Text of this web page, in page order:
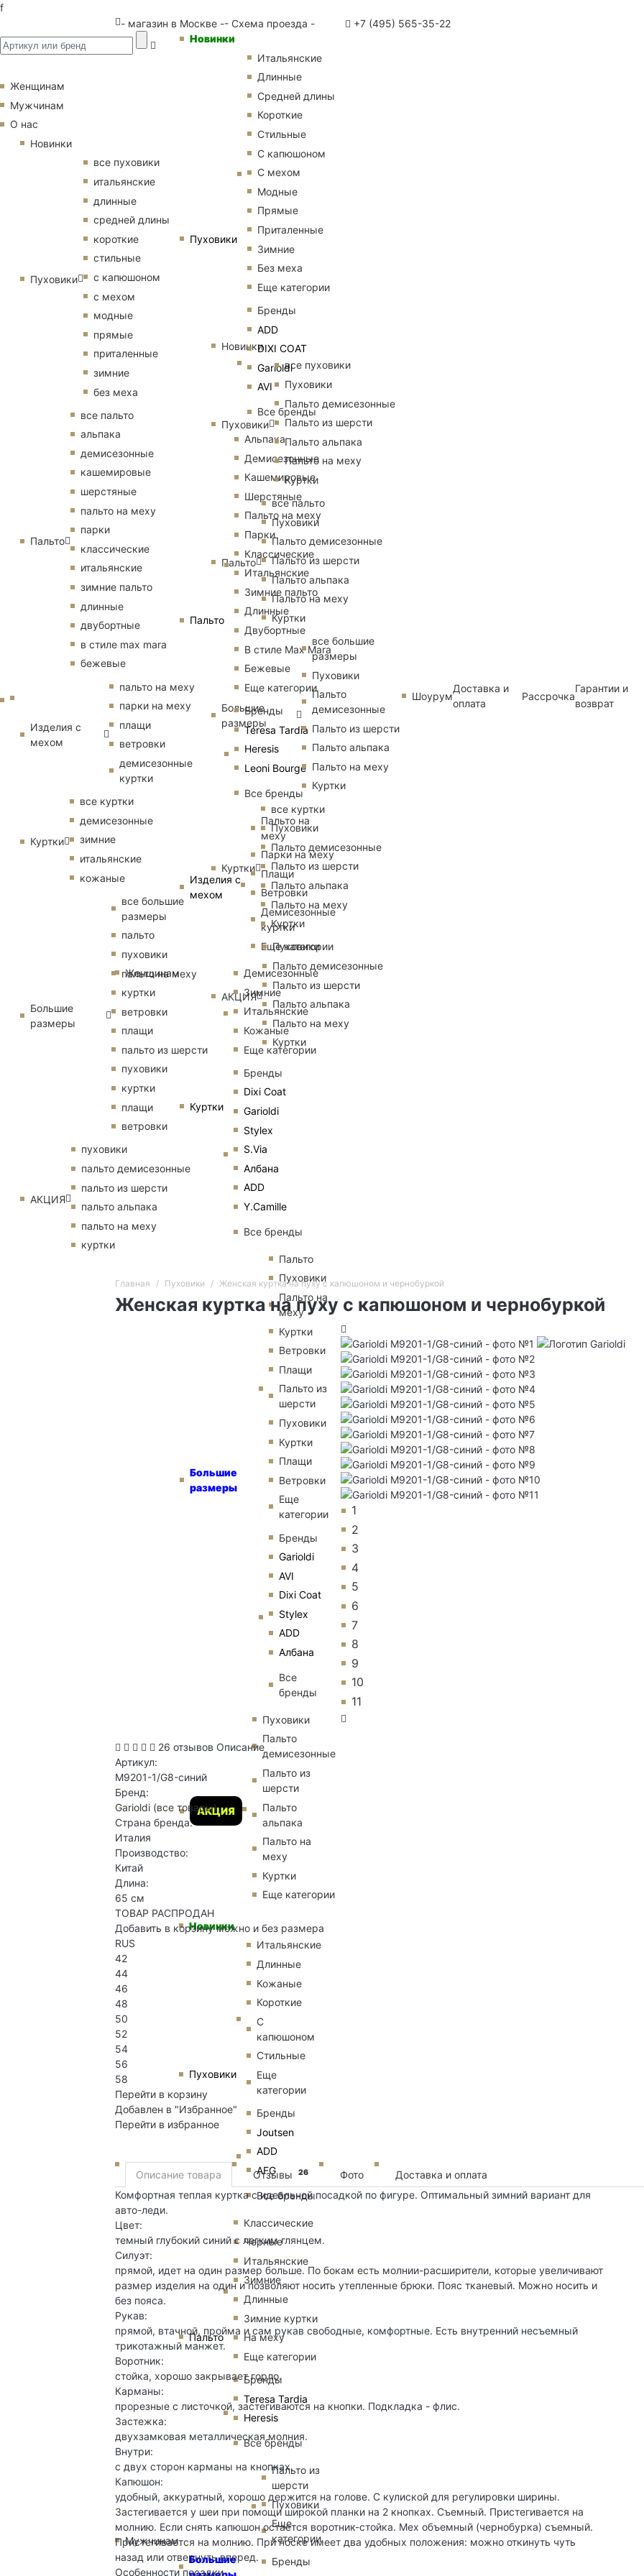
f
- магазин в Москве -- Схема проезда - +7 (495) 565-35-22
Женщинам
Новинки
Пуховики
Итальянские
Длинные
Средней длины
Короткие
Стильные
С капюшоном
С мехом
Модные
Прямые
Приталенные
Зимние
Без меха
Еще категории
Бренды
ADD
DIXI COAT
Garioldi
AVI
Все бренды
Пальто
Альпака
Демисезонные
Кашемировые
Шерстяные
Пальто на меху
Парки
Классические
Итальянские
Зимние пальто
Длинные
Двубортные
В стиле Max Mara
Бежевые
Еще категории
Бренды
Teresa Tardia
Heresis
Leoni Bourge
Все бренды
Изделия с
мехом
Пальто на
меху
Парки на меху
Плащи
Ветровки
Демисезонные
куртки
Еще категории
Куртки
Демисезонные
Зимние
Итальянские
Кожаные
Еще категории
Бренды
Dixi Coat
Garioldi
Stylex
S.Via
Албана
ADD
Y.Camille
Все бренды
Большие
размеры
Пальто
Пуховики
Пальто на
меху
Куртки
Ветровки
Плащи
Пальто из
шерсти
Пуховики
Куртки
Плащи
Ветровки
Еще
категории
Бренды
Garioldi
AVI
Dixi Coat
Stylex
ADD
Албана
Все
бренды
АКЦИЯ
Пуховики
Пальто
демисезонные
Пальто из
шерсти
Пальто
альпака
Пальто на
меху
Куртки
Еще категории
Мужчинам
Новинки
Пуховики
Итальянские
Длинные
Кожаные
Короткие
С
капюшоном
Стильные
Еще
категории
Бренды
Joutsen
ADD
AFG
Все бренды
Пальто
Классические
Черные
Итальянские
Зимние
Длинные
Зимние куртки
На меху
Еще категории
Бренды
Teresa Tardia
Heresis
Все бренды
Большие
Пальто из
шерсти
Пуховики
Еще
категории
Бренды
Женщинам
Мужчинам
О нас
Новинки
Пуховики
все пуховики
итальянские
длинные
средней длины
короткие
стильные
с капюшоном
с мехом
модные
прямые
приталенные
зимние
без меха
Пальто
все пальто
альпака
демисезонные
кашемировые
шерстяные
пальто на меху
парки
классические
итальянские
зимние пальто
длинные
двубортные
в стиле max mara
бежевые
Изделия с
мехом
пальто на меху
парки на меху
плащи
ветровки
демисезонные
куртки
Куртки
все куртки
демисезонные
зимние
итальянские
кожаные
Большие
размеры
все большие
размеры
пальто
пуховики
пальто на меху
куртки
ветровки
плащи
пальто из шерсти
пуховики
куртки
плащи
ветровки
АКЦИЯ
пуховики
пальто демисезонные
пальто из шерсти
пальто альпака
пальто на меху
куртки
Новинки
Пуховики
все пуховики
Пуховики
Пальто демисезонные
Пальто из шерсти
Пальто альпака
Пальто на меху
Куртки
Пальто
все пальто
Пуховики
Пальто демисезонные
Пальто из шерсти
Пальто альпака
Пальто на меху
Куртки
Большие
размеры
все большие
размеры
Пуховики
Пальто
демисезонные
Пальто из шерсти
Пальто альпака
Пальто на меху
Куртки
Куртки
все куртки
Пуховики
Пальто демисезонные
Пальто из шерсти
Пальто альпака
Пальто на меху
Куртки
АКЦИЯ
Пуховики
Пальто демисезонные
Пальто из шерсти
Пальто альпака
Пальто на меху
Куртки
Шоурум
Доставка и
оплата
Рассрочка
Гарантии и
возврат
Главная Пуховики Женская куртка на пуху с капюшоном и чернобуркой
Женская куртка на пуху с капюшоном и чернобуркой
1
2
3
4
5
6
7
8
9
10
11
26 отзывов Описание
Артикул:
M9201-1/G8-синий
Бренд:
Garioldi (все товары)
Страна бренда:
Италия
Производство:
Китай
Длина:
65 см
ТОВАР РАСПРОДАН
Добавить в корзину можно и без размера
RUS
42
44
46
48
50
52
54
56
58
Перейти в корзину
Добавлен в "Избранное"
Перейти в избранное
Описание товара Отзывы 26 Фото
Доставка и оплата
Комфортная теплая куртка с идеальной посадкой по фигуре. Оптимальный зимний вариант для
авто-леди.
Цвет:
темный глубокий синий с легким глянцем.
Силуэт:
прямой, идет на один размер больше. По бокам есть молнии-расширители, которые увеличивают
размер изделия на один и позволяют носить утепленные брюки. Пояс тканевый. Можно носить и
без пояса.
Рукав:
прямой, втачной, пройма и сам рукав свободные, комфортные. Есть внутренний несъемный
трикотажный манжет.
Воротник:
стойка, хорошо закрывает горло.
Карманы:
прорезные с листочкой, застегиваются на кнопки. Подкладка - флис.
Застежка:
двухзамковая металлическая молния.
Внутри:
с двух сторон карманы на кнопках.
Капюшон:
удобный, аккуратный, хорошо держится на голове. С кулиской для регулировки ширины.
Застегивается у шеи при помощи широкой планки на 2 кнопках. Съемный. Пристегивается на
молнию. Если снять капюшон остается воротник-стойка. Мех объемный (чернобурка) съемный.
Пристегивается на молнию. При носке имеет два удобных положения: можно откинуть чуть
назад или отвернуть вперед.
Особенности посадки